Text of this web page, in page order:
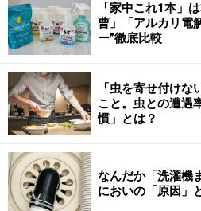
なる100％の製品に比べた場合
ということがお分かりいただけ
「電気代が1/3」と申し上げま
も前の製品に付いてはこれに
ば何年も前の製品の場合、現在
たない物ばかりだからです。
新の冷蔵庫に買い換えた場合の
さらに大きなものになるという
「家中これ1本」
曹」「アルカリ電
ー”徹底比較
「虫を寄せ付けな
こと。虫との遭遇
慣」とは？
なんだか「洗濯機
においの「原因」